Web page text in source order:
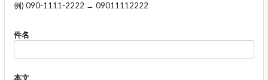
例) 090-1111-2222 → 09011112222
件名
本文